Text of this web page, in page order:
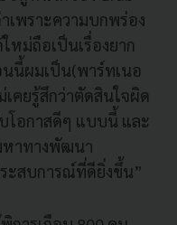
เพราะความบกพร่อง
หม่ถือเป็นเรื่องยาก
นี้ผมเป็น(พาร์ทเนอ
คยรู้สึกว่าตัดสินใจผิด
โอกาสดีๆ แบบนี้ และ
หาทางพัฒนา
ะสบการณ์ที่ดียิ่งขึ้น”